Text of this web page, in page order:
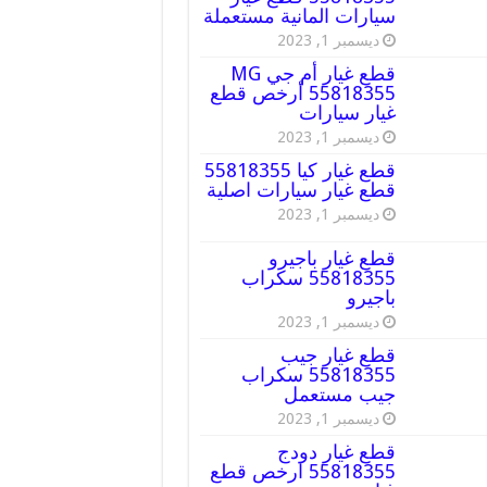
سيارات المانية مستعملة
ديسمبر 1, 2023
قطع غيار أم جي MG
55818355 أرخص قطع
غيار سيارات
ديسمبر 1, 2023
قطع غيار كيا 55818355
قطع غيار سيارات اصلية
ديسمبر 1, 2023
قطع غيار باجيرو
55818355 سكراب
باجيرو
ديسمبر 1, 2023
قطع غيار جيب
55818355 سكراب
جيب مستعمل
ديسمبر 1, 2023
قطع غيار دودج
55818355 ارخص قطع